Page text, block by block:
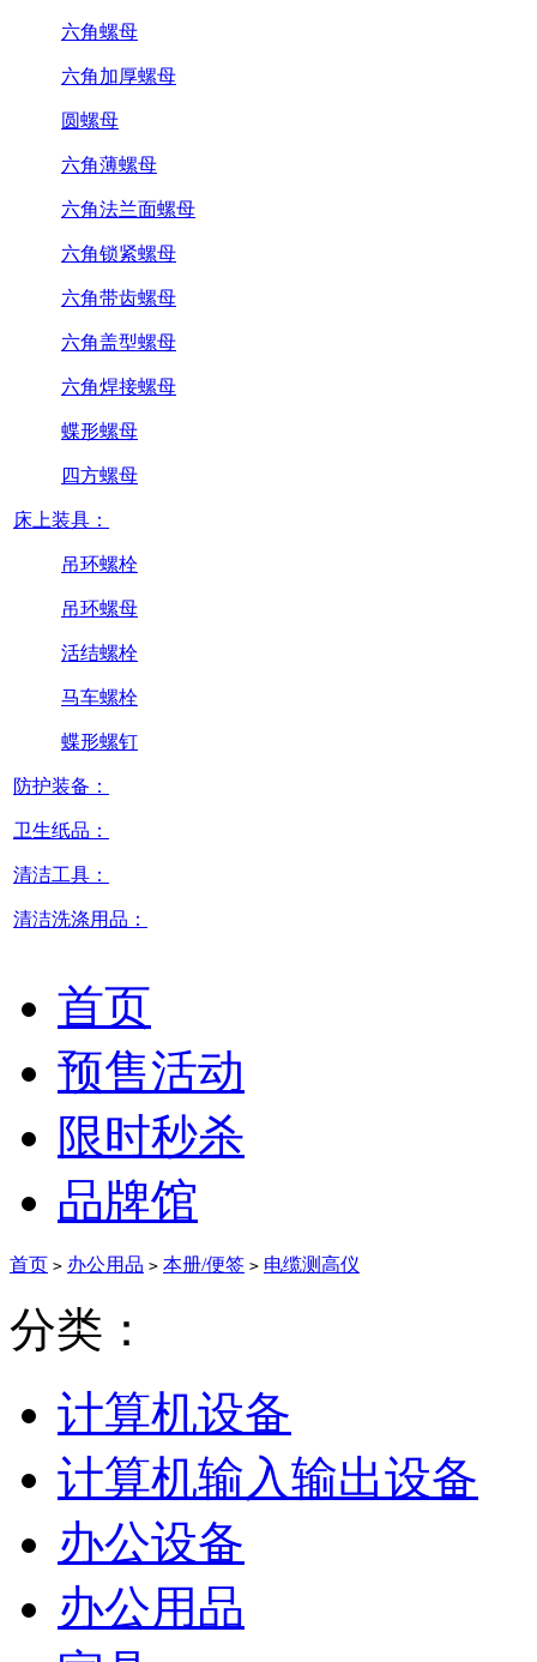
六角螺母
六角加厚螺母
圆螺母
六角薄螺母
六角法兰面螺母
六角锁紧螺母
六角带齿螺母
六角盖型螺母
六角焊接螺母
蝶形螺母
四方螺母
床上装具：
吊环螺栓
吊环螺母
活结螺栓
马车螺栓
蝶形螺钉
防护装备：
卫生纸品：
清洁工具：
清洁洗涤用品：
首页
预售活动
限时秒杀
品牌馆
首页 > 办公用品 > 本册/便签 > 电缆测高仪
分类：
计算机设备
计算机输入输出设备
办公设备
办公用品